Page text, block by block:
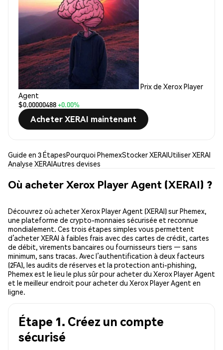
Prix de Xerox Player
Agent
$0.00000488+0.00%
Acheter XERAI maintenant
Guide en 3 ÉtapesPourquoi PhemexStocker XERAIUtiliser XERAI
Analyse XERAIAutres devises
Où acheter Xerox Player Agent (XERAI) ?
Découvrez où acheter Xerox Player Agent (XERAI) sur Phemex,
une plateforme de crypto-monnaies sécurisée et reconnue
mondialement. Ces trois étapes simples vous permettent
d’acheter XERAI à faibles frais avec des cartes de crédit, cartes
de débit, virements bancaires ou fournisseurs tiers — sans
minimum, sans tracas. Avec l’authentification à deux facteurs
(2FA), les audits de réserves et la protection anti-phishing,
Phemex est le lieu le plus sûr pour acheter du Xerox Player Agent
et le meilleur endroit pour acheter du Xerox Player Agent en
ligne.
Étape 1. Créez un compte
sécurisé